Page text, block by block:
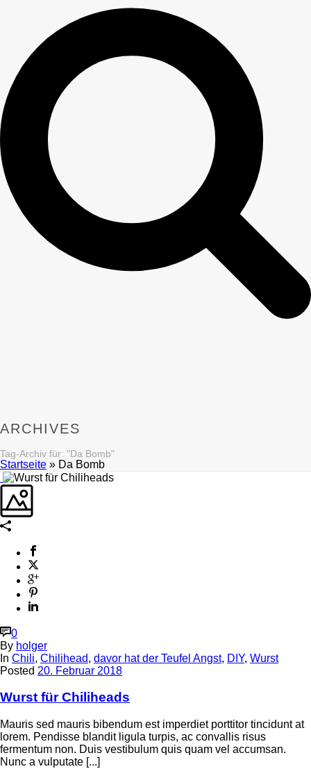
ARCHIVES
Tag-Archiv für: "Da Bomb"
Startseite » Da Bomb
0
By holger
In Chili, Chilihead, davor hat der Teufel Angst, DIY, Wurst
Posted 20. Februar 2018
Wurst für Chiliheads
Mauris sed mauris bibendum est imperdiet porttitor tincidunt at
lorem. Pendisse blandit ligula turpis, ac convallis risus
fermentum non. Duis vestibulum quis quam vel accumsan.
Nunc a vulputate [...]